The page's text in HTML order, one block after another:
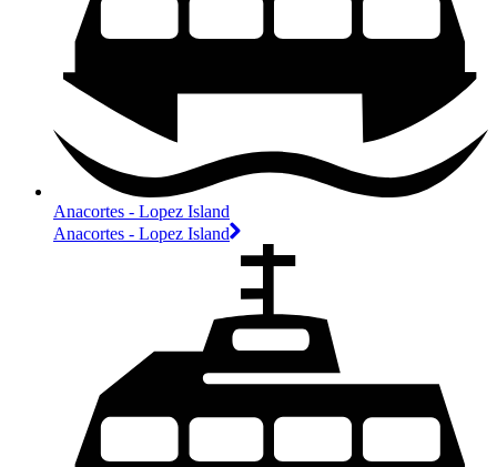
Anacortes - Lopez Island
Anacortes - Lopez Island